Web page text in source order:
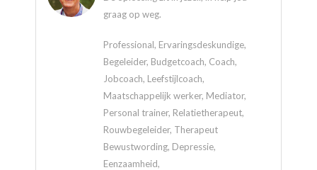
graag op weg.
Professional, Ervaringsdeskundige,
Begeleider, Budgetcoach, Coach,
Jobcoach, Leefstijlcoach,
Maatschappelijk werker, Mediator,
Personal trainer, Relatietherapeut,
Rouwbegeleider, Therapeut
Bewustwording, Depressie,
Eenzaamheid,